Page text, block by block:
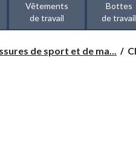
Vêtements
de travail
Bottes
de travail
de sport et de ma...